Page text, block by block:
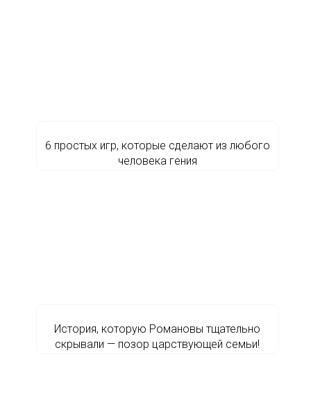
6 простых игр, которые сделают из любого
человека гения
История, которую Романовы тщательно
скрывали — позор царствующей семьи!